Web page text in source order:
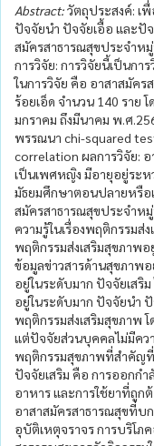
Abstract:วัตถุประสงค์: เ
ปัจจัยนำ ปัจจัยเอื้อ และปั
สมัครสาธารณสุขประจำหมู่
การวิจัย: การวิจัยนี้เป็นกา
ในการวิจัย คือ อาสาสมัคร
ร้อยเอ็ด จำนวน 140 ราย
มกราคม ถึงมีนาคม พ.ศ
พรรณนา chi-squared
correlation ผลการวิจัย:
เป็นเพศหญิง มีอายุอยู่ระห
มัธยมศึกษาตอนปลายหรือ
สมัครสาธารณสุขประจำห
ความรู้ในเรื่องพฤติกรรมส่
พฤติกรรมส่งเสริมสุขภาพอ
ข้อมูลข่าวสารด้านสุขภาพ
อยู่ในระดับมาก ปัจจัยเสริ
อยู่ในระดับมาก ปัจจัยนำ
พฤติกรรมส่งเสริมสุขภาพ
แต่ปัจจัยส่วนบุคคลไม่มีคว
พฤติกรรมสุขภาพที่สำคัญ
ปัจจัยเสริม คือ การออกกำ
อาหาร และการใช้ยาที่ถูก
อาสาสมัครสาธารณสุขที่บ
อุบัติเหตุจราจร การบริโภ